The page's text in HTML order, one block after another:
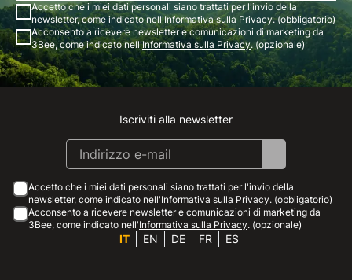
Accetto che i miei dati personali siano trattati per l'invio della
newsletter, come indicato nell'Informativa sulla Privacy. (obbligatorio)
Acconsento a ricevere newsletter e comunicazioni di marketing da
3Bee, come indicato nell'Informativa sulla Privacy. (opzionale)
Instagram
Facebook
Linkedin
Youtube
Iscriviti alla newsletter
Accetto che i miei dati personali siano trattati per l'invio della
newsletter, come indicato nell'Informativa sulla Privacy. (obbligatorio)
Acconsento a ricevere newsletter e comunicazioni di marketing da
3Bee, come indicato nell'Informativa sulla Privacy. (opzionale)
IT EN DE FR ES